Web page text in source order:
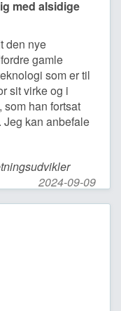
med alsidige
den nye
gamle
som er til
sit virke og i
han fortsat
Jeg kan anbefale
2024-09-09